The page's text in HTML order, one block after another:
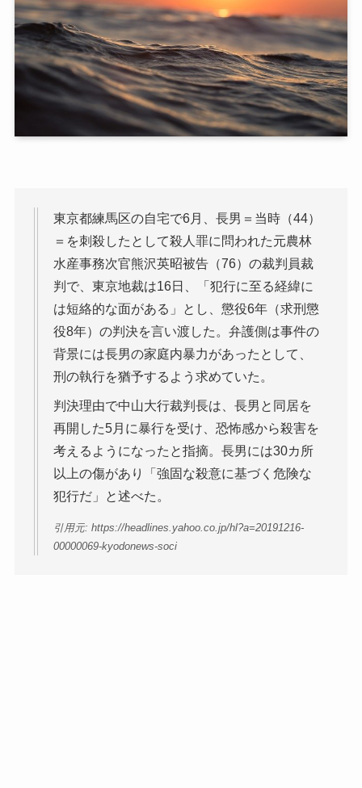
東京都練馬区の自宅で6月、長男＝当時（44）
＝を刺殺したとして殺人罪に問われた元農林
水産事務次官熊沢英昭被告（76）の裁判員裁
判で、東京地裁は16日、「犯行に至る経緯に
は短絡的な面がある」とし、懲役6年（求刑懲
役8年）の判決を言い渡した。弁護側は事件の
背景には長男の家庭内暴力があったとして、
刑の執行を猶予するよう求めていた。
判決理由で中山大行裁判長は、長男と同居を
再開した5月に暴行を受け、恐怖感から殺害を
考えるようになったと指摘。長男には30カ所
以上の傷があり「強固な殺意に基づく危険な
犯行だ」と述べた。
引用元: https://headlines.yahoo.co.jp/hl?a=20191216-
00000069-kyodonews-soci